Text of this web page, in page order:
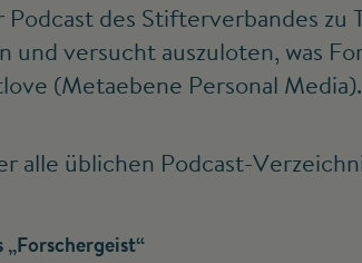
des Stifterverbandes
und versucht auszuloten, was
(Metaebene Personal Media).
alle üblichen Podcast-
„Forschergeist“